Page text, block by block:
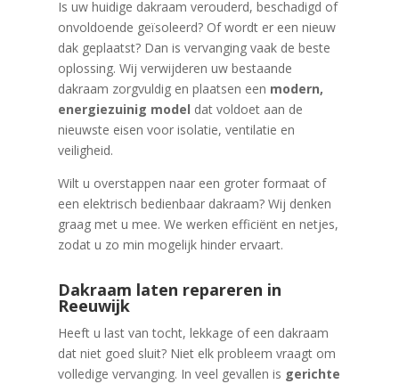
Is uw huidige dakraam verouderd, beschadigd of
onvoldoende geïsoleerd? Of wordt er een nieuw
dak geplaatst? Dan is vervanging vaak de beste
oplossing. Wij verwijderen uw bestaande
dakraam zorgvuldig en plaatsen een modern,
energiezuinig model dat voldoet aan de
nieuwste eisen voor isolatie, ventilatie en
veiligheid.
Wilt u overstappen naar een groter formaat of
een elektrisch bedienbaar dakraam? Wij denken
graag met u mee. We werken efficiënt en netjes,
zodat u zo min mogelijk hinder ervaart.
Dakraam laten repareren in
Reeuwijk
Heeft u last van tocht, lekkage of een dakraam
dat niet goed sluit? Niet elk probleem vraagt om
volledige vervanging. In veel gevallen is gerichte